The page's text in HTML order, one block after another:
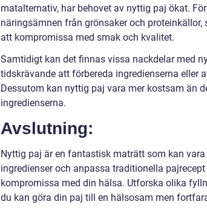
matalternativ, har behovet av nyttig paj ökat.
näringsämnen från grönsaker och
att kompromissa med smak och kvalitet.
Samtidigt kan det finnas vissa nackdelar med
tidskrävande att förbereda ingredienserna eller
Dessutom kan nyttig paj vara mer kostsam än
ingredienserna.
Avslutning:
Nyttig paj är en fantastisk maträtt som kan
ingredienser och anpassa traditionella
kompromissa med din hälsa. Utforska olika
du kan göra din paj till en hälsosam men